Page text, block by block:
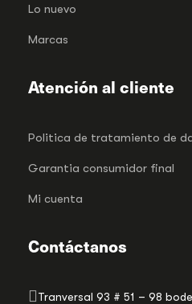
Lo nuevo
Marcas
Atención al cliente
Politica de tratamiento de
Garantia consumidor final
Mi cuenta
Contáctanos
Tranversal 93 # 51 – 98